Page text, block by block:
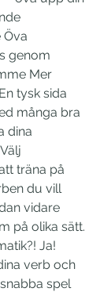
Öva
genom
Mer
tysk sida
många bra
dina
träna på
du vill
vidare
på olika sätt.
Ja!
verb och
spel